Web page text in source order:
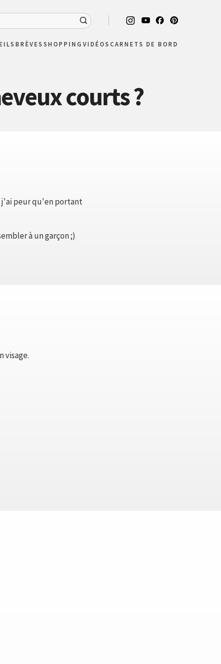
BRÈVESSHOPPING VIDÉOS CARNETS DE BORD
courts ?
j'ai peur qu'en portant
à un garçon ;)
visage.